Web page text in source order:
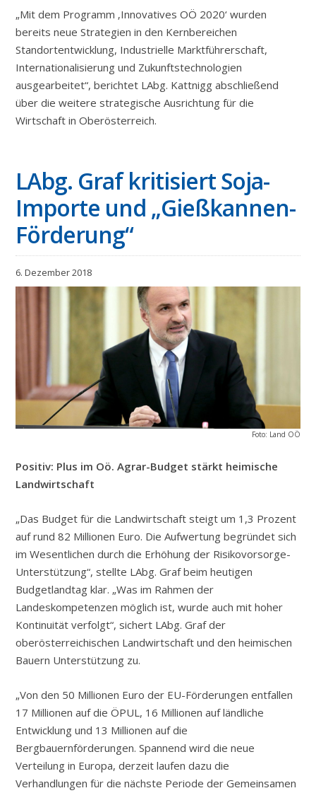
„Mit dem Programm ‚Innovatives OÖ 2020‘ wurden
bereits neue Strategien in den Kernbereichen
Standortentwicklung, Industrielle Marktführerschaft,
Internationalisierung und Zukunftstechnologien
ausgearbeitet“, berichtet LAbg. Kattnigg abschließend
über die weitere strategische Ausrichtung für die
Wirtschaft in Oberösterreich.
LAbg. Graf kritisiert Soja-
Importe und „Gießkannen-
Förderung“
6. Dezember 2018
Foto: Land OÖ
Positiv: Plus im Oö. Agrar-Budget stärkt heimische
Landwirtschaft
„Das Budget für die Landwirtschaft steigt um 1,3 Prozent
auf rund 82 Millionen Euro. Die Aufwertung begründet sich
im Wesentlichen durch die Erhöhung der Risikovorsorge-
Unterstützung“, stellte LAbg. Graf beim heutigen
Budgetlandtag klar. „Was im Rahmen der
Landeskompetenzen möglich ist, wurde auch mit hoher
Kontinuität verfolgt“, sichert LAbg. Graf der
oberösterreichischen Landwirtschaft und den heimischen
Bauern Unterstützung zu.
„Von den 50 Millionen Euro der EU-Förderungen entfallen
17 Millionen auf die ÖPUL, 16 Millionen auf ländliche
Entwicklung und 13 Millionen auf die
Bergbauernförderungen. Spannend wird die neue
Verteilung in Europa, derzeit laufen dazu die
Verhandlungen für die nächste Periode der Gemeinsamen